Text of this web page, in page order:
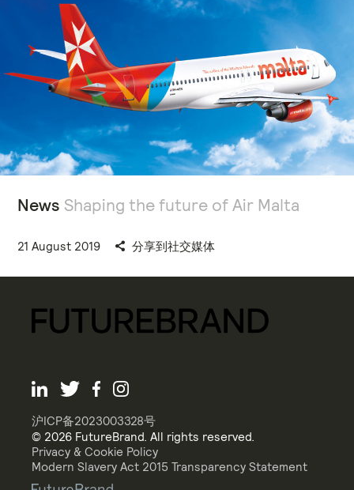
News Shaping the future of Air Malta
21 August 2019 分享到社交媒体
沪ICP备2023003328号
© 2026 FutureBrand. All rights reserved.
Privacy & Cookie Policy
Modern Slavery Act 2015 Transparency Statement